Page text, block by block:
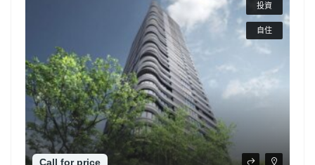
投資
自住
Call for price